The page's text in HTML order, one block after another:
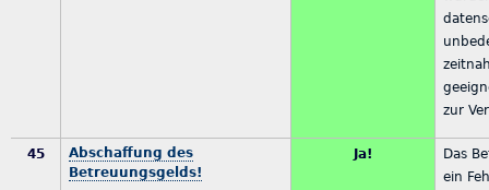
zur
45
Abschaffung des
Betreuungsgelds!
Ja!
Das
ein